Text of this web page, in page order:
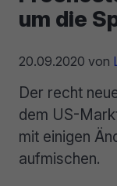
um die
20.09.2020 von
Der recht
dem US-
mit einigen
aufmischen.